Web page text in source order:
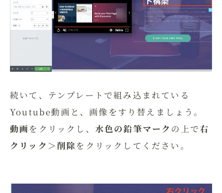
続いて、テンプレートで組み込まれている
Youtube動画と、画像をすり替えましょう。
動画をクリックし、 水色の鉛筆マーク の上で右
クリック＞削除をクリックしてください。